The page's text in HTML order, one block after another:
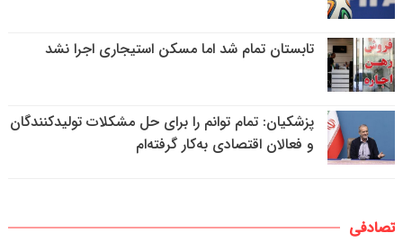
تابستان تمام شد اما مسکن استیجاری اجرا نشد
پزشکیان: تمام توانم را برای حل مشکلات تولیدکنندگان
و فعالان اقتصادی به‌کار گرفته‌ام
تصادفی